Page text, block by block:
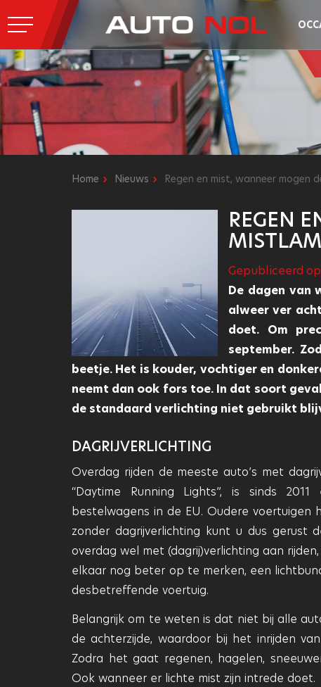
Home Nieuws Regen en mist, wanneer mogen
REGEN
Gepubliceerd
De dagen van
alweer ver
doet. Om
september.
beetje. Het is kouder, vochtiger en
neemt dan ook fors toe. In dat soort
de standaard verlichting niet gebruikt
DAGRIJVERLICHTING
Overdag rijden de meeste auto’s met
“Daytime Running Lights”, is sinds
bestelwagens in de EU. Oudere
zonder dagrijverlichting kunt u dus
overdag wel met (dagrij)verlichting aan
elkaar nog beter op te merken, een
desbetreffende voertuig.
Belangrijk om te weten is dat niet bij alle
de achterzijde, waardoor bij het inrijden
Zodra het gaat regenen, hagelen,
Ook wanneer er lichte mist zijn intrede doet.